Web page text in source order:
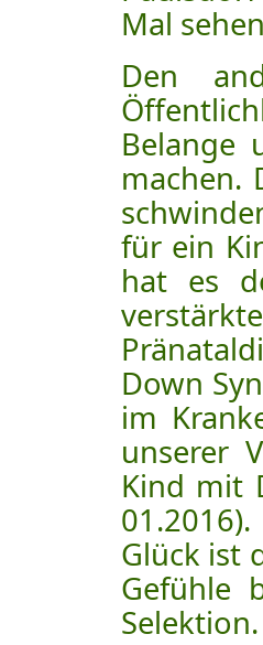
Mal
Den
Belange
machen.
für ein
hat es
Down
im
unserer
Kind mit
Glück ist
Gefühle
Selektion.